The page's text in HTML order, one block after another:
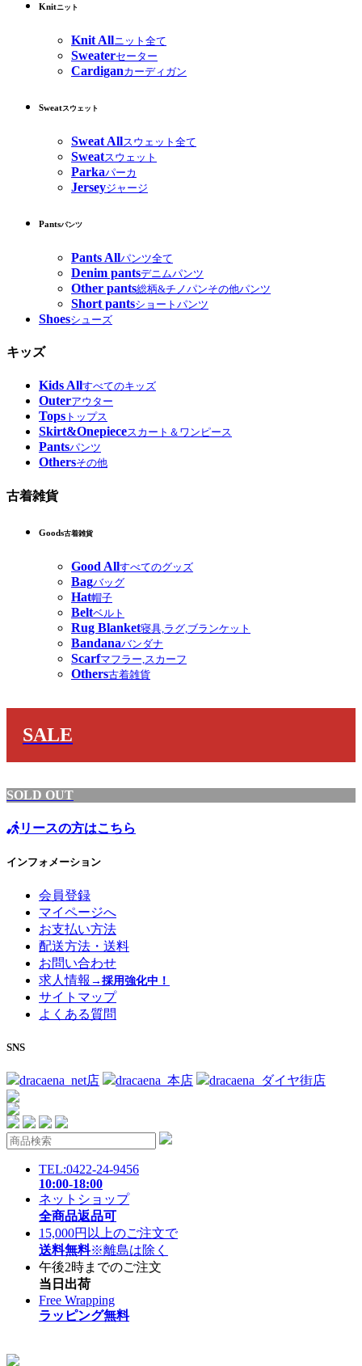
Knitニット
Knit Allニット全て
Sweaterセーター
Cardiganカーディガン
Sweatスウェット
Sweat Allスウェット全て
Sweatスウェット
Parkaパーカ
Jerseyジャージ
Pantsパンツ
Pants Allパンツ全て
Denim pantsデニムパンツ
Other pants総柄&チノパンその他パンツ
Short pantsショートパンツ
Shoesシューズ
キッズ
Kids Allすべてのキッズ
Outerアウター
Tops トップス
Skirt&Onepieceスカート＆ワンピース
Pantsパンツ
Othersその他
古着雑貨
Goods古着雑貨
Good Allすべてのグッズ
Bagバッグ
Hat帽子
Beltベルト
Rug Blanket寝具,ラグ,ブランケット
Bandanaバンダナ
Scarfマフラー,スカーフ
Others古着雑貨
SALE
SOLD OUT
リースの方はこちら
インフォメーション
会員登録
マイページへ
お支払い方法
配送方法・送料
お問い合わせ
求人情報 →採用強化中！
サイトマップ
よくある質問
SNS
dracaena_net店 dracaena_本店 dracaena_ダイヤ街店
TEL:0422-24-9456
10:00-18:00
ネットショップ
全商品返品可
15,000円以上のご注文で
送料無料※離島は除く
午後2時までのご注文
当日出荷
Free Wrapping
ラッピング無料